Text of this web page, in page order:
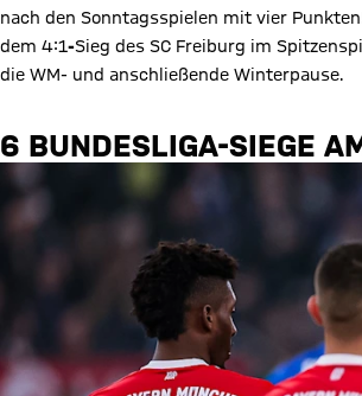
nach den Sonntagsspielen mit vier
dem 4:1-Sieg des SC Freiburg im
die WM- und anschließende Winterpause.
6 BUNDESLIGA-SIEGE